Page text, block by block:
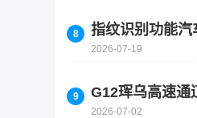
指纹识别功能
2026-07-19
G12珲乌高速通
2026-07-02